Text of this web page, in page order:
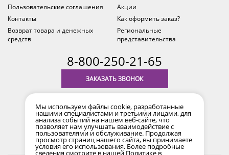
Пользовательские соглашения
Акции
Контакты
Как оформить заказ?
Возврат товара и денежных
средств
Региональные
представительства
8-800-250-21-65
ЗАКАЗАТЬ ЗВОНОК
время по Уфе (MSK+2)
Мы используем файлы cookie, разработанные
нашими специалистами и третьими лицами, для
анализа событий на нашем веб-сайте, что
позволяет нам улучшать взаимодействие с
пользователями и обслуживание. Продолжая
просмотр страниц нашего сайта, вы принимаете
условия его использования. Более подробные
сведения смотрите в нашей Политике в